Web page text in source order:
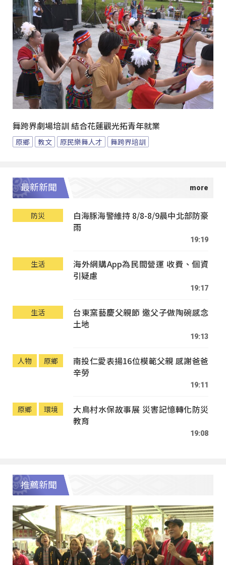
舞跨界劇場培訓 結合花蓮觀光拓青年就業
原鄉 教文 原民樂舞人才 舞跨界培訓
最新新聞
防災
白海豚海警維持 8/8-8/9晨中北部防豪
雨
19:19
生活
海外網購App為民間營運 收費、個資
引疑慮
19:17
生活
台東窯藝慶父親節 邀父子做陶碗感念
土地
19:13
人物 原鄉
南投仁愛表揚16位模範父親 感謝爸爸
辛勞
19:11
原鄉 環境
大鳥村水保故事展 災害記憶轉化防災
教育
19:08
推薦新聞